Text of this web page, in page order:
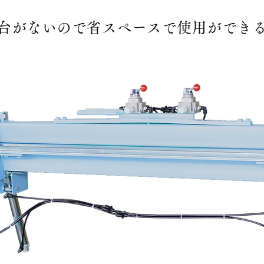
がないので省スペースで使用ができ